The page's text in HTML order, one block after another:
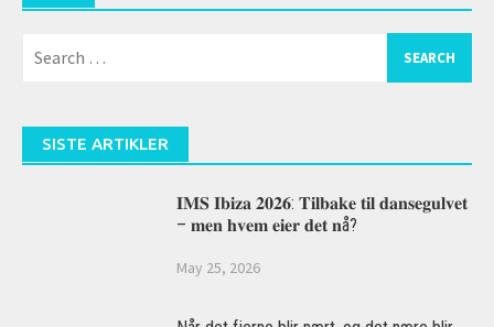
for:
SISTE ARTIKLER
𝐈𝐌𝐒 𝐈𝐛𝐢𝐳𝐚 𝟐𝟎𝟐𝟔: 𝐓𝐢𝐥𝐛𝐚𝐤𝐞 𝐭𝐢𝐥 𝐝𝐚𝐧𝐬𝐞𝐠𝐮𝐥𝐯𝐞𝐭
– 𝐦𝐞𝐧 𝐡𝐯𝐞𝐦 𝐞𝐢𝐞𝐫 𝐝𝐞𝐭 𝐧å?
May 25, 2026